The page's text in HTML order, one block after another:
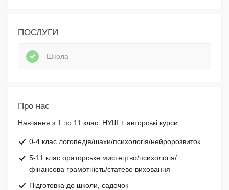
ПОСЛУГИ
Школа
Про нас
Навчання з 1 по 11 клас: НУШ + авторські курси:
0-4 клас логопедія/шахи/психологія/нейророзвиток
5-11 клас ораторське мистецтво/психологія/
фінансова грамотність/статеве виховання
Підготовка до школи, садочок